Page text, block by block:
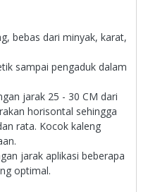
bebas dari minyak, karat,
sampai pengaduk dalam
jarak 25 - 30 CM dari
horisontal sehingga
rata. Kocok kaleng
jarak aplikasi beberapa
optimal.